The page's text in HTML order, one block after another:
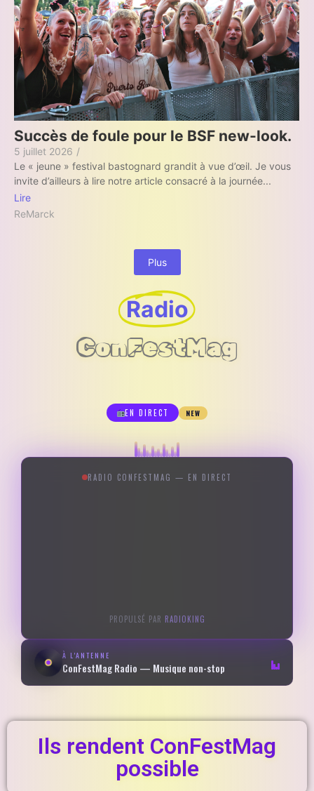
Succès de foule pour le BSF new-look.
5 juillet 2026 /
Le « jeune » festival bastognard grandit à vue d’œil. Je vous
invite d’ailleurs à lire notre article consacré à la journée...
Lire
ReMarck
Plus
Radio
ConFestMag
EN DIRECT NEW
RADIO CONFESTMAG — EN DIRECT
PROPULSÉ PAR RADIOKING
À L'ANTENNE
ConFestMag Radio — Musique non-stop
Ils rendent ConFestMag
possible